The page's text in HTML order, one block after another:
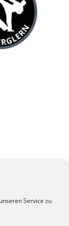
Service zu